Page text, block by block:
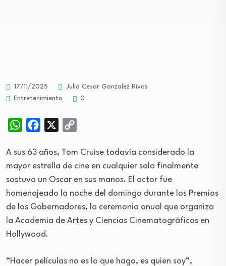
17/11/2025
Julio Cesar Gonzalez Rivas
Entretenimiento
0
WhatsAppFacebook
A sus 63 años, Tom Cruise todavía considerado la
mayor estrella de cine en cualquier sala finalmente
sostuvo un Oscar en sus manos. El actor fue
homenajeado la noche del domingo durante los Premios
de los Gobernadores, la ceremonia anual que organiza
la Academia de Artes y Ciencias Cinematográficas en
Hollywood.
“Hacer películas no es lo que hago, es quien soy”,